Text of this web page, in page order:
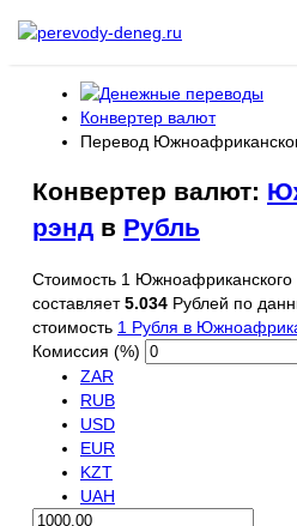
Конвертер валют
Перевод
Конвертер валют:
рэнд в Рубль
Стоимость 1 Южноафриканского
составляет5.034 Рублей по
стоимость 1 Рубля в
Комиссия (%)
ZAR
RUB
USD
EUR
KZT
UAH